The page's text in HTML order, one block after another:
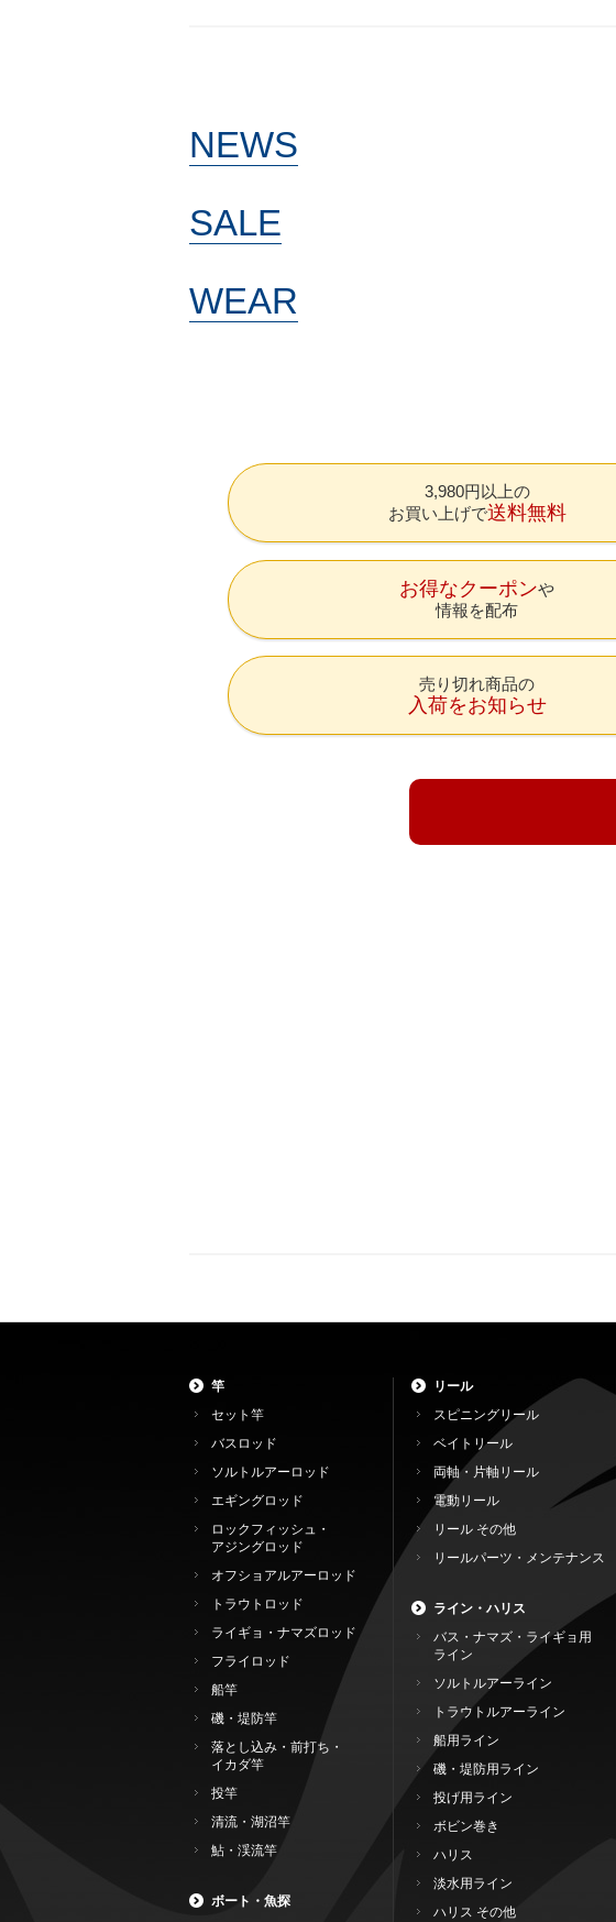
NEWS
SALE
WEAR
3,980円以上の
お買い上げで送料無料
お得なクーポン
情報を配布
売り切れ商品の
入荷をお知らせ
竿
セット竿
バスロッド
ソルトルアーロッド
エギングロッド
ロックフィッシュ・
アジングロッド
オフショアルアーロッド
トラウトロッド
ライギョ・ナマズロッド
フライロッド
船竿
磯・堤防竿
落とし込み・前打ち・
イカダ竿
投竿
清流・湖沼竿
鮎・渓流竿
ボート・魚探
リール
スピニングリール
ベイトリール
両軸・片軸リール
電動リール
リール その他
リールパーツ・メンテナンス
ライン・ハリス
バス・ナマズ・ライギョ用
ライン
ソルトルアーライン
トラウトルアーライン
船用ライン
磯・堤防用ライン
投げ用ライン
ボビン巻き
ハリス
淡水用ライン
ハリス その他